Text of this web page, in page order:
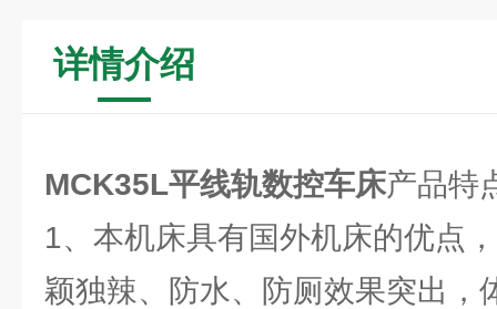
详情介绍
MCK35L平线轨数控车床产品特
1、本机床具有国外机床的优点
颖独辣、防水、防厕效果突出，